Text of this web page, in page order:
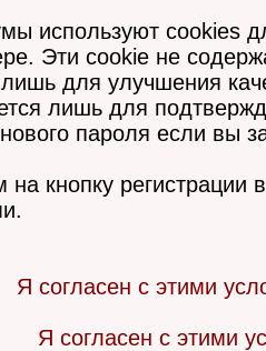
используют cookies
Эти cookie не
для улучшения
лишь для
пароля если вы
на кнопку регистрации
Я согласен с этими
Я согласен с этими